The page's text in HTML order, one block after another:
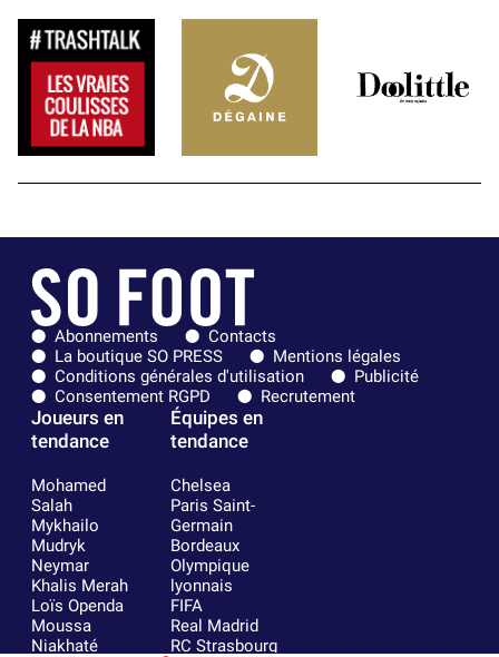
Abonnements
Contacts
La boutique SO PRESS
Mentions légales
Conditions générales d'utilisation
Publicité
Consentement RGPD
Recrutement
Joueurs en
tendance
Mohamed
Salah
Mykhailo
Mudryk
Neymar
Khalis Merah
Loïs Openda
Moussa
Niakhaté
Équipes en
tendance
Chelsea
Paris Saint-
Germain
Bordeaux
Olympique
lyonnais
FIFA
Real Madrid
RC Strasbourg